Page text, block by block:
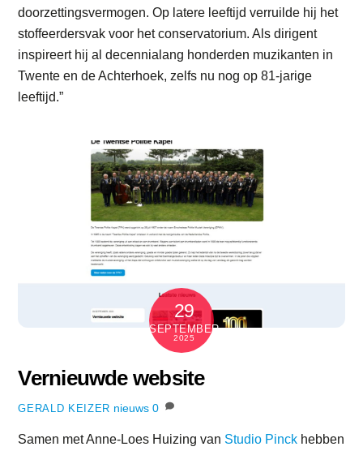
doorzettingsvermogen. Op latere leeftijd verruilde hij het
stoffeerdersvak voor het conservatorium. Als dirigent
inspireert hij al decennialang honderden muzikanten in
Twente en de Achterhoek, zelfs nu nog op 81-jarige
leeftijd.”
29
SEPTEMBER
2025
Vernieuwde website
GERALD KEIZER nieuws 0
Samen met Anne-Loes Huizing van Studio Pinck hebben